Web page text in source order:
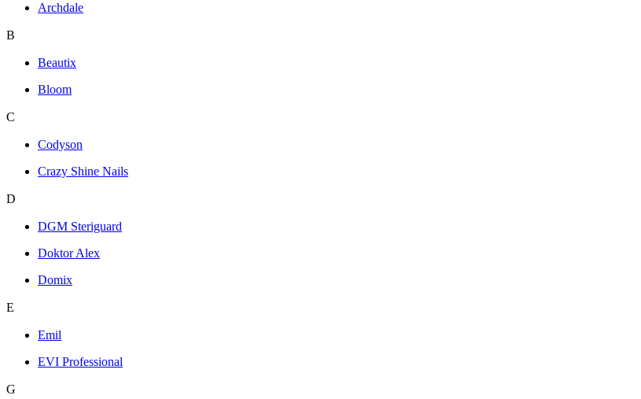
Archdale
B
Beautix
Bloom
C
Codyson
Crazy Shine Nails
D
DGM Steriguard
Doktor Alex
Domix
E
Emil
EVI Professional
G